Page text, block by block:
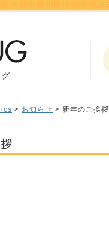
> お知らせ > 新年のご挨拶